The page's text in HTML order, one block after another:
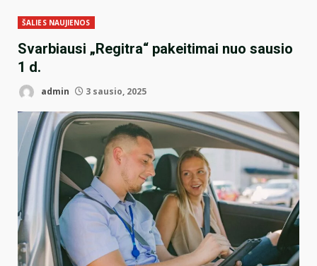
ŠALIES NAUJIENOS
Svarbiausi „Regitra“ pakeitimai nuo sausio
1 d.
admin 3 sausio, 2025